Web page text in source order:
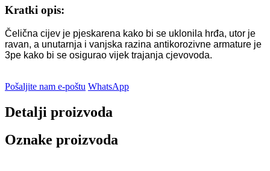
Kratki opis:
Čelična cijev je pjeskarena kako bi se uklonila hrđa, utor je
ravan, a unutarnja i vanjska razina antikorozivne armature je
3pe kako bi se osigurao vijek trajanja cjevovoda.
Pošaljite nam e-poštu WhatsApp
Detalji proizvoda
Oznake proizvoda